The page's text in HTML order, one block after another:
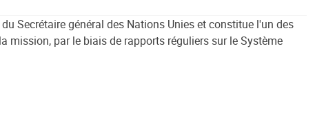
Secrétaire général des Nations Unies et constitue l'un des
par le biais de rapports réguliers sur le Système